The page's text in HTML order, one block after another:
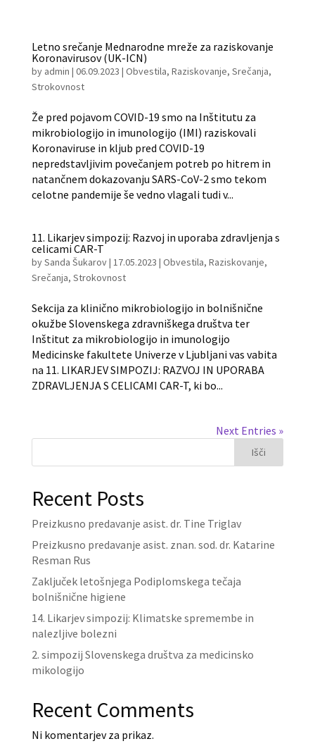
Letno srečanje Mednarodne mreže za raziskovanje
Koronavirusov (UK-ICN)
by admin | 06.09.2023 | Obvestila, Raziskovanje, Srečanja,
Strokovnost
Že pred pojavom COVID-19 smo na Inštitutu za
mikrobiologijo in imunologijo (IMI) raziskovali
Koronaviruse in kljub pred COVID-19
nepredstavljivim povečanjem potreb po hitrem in
natančnem dokazovanju SARS-CoV-2 smo tekom
celotne pandemije še vedno vlagali tudi v...
11. Likarjev simpozij: Razvoj in uporaba zdravljenja s
celicami CAR-T
bySanda Šukarov| 17.05.2023 | Obvestila, Raziskovanje,
Srečanja, Strokovnost
Sekcija za klinično mikrobiologijo in bolnišnične
okužbe Slovenskega zdravniškega društva ter
Inštitut za mikrobiologijo in imunologijo
Medicinske fakultete Univerze v Ljubljani vas vabita
na 11. LIKARJEV SIMPOZIJ: RAZVOJ IN UPORABA
ZDRAVLJENJA S CELICAMI CAR-T, ki bo...
Next Entries »
Išči
Recent Posts
Preizkusno predavanje asist. dr. Tine Triglav
Preizkusno predavanje asist. znan. sod. dr. Katarine
Resman Rus
Zaključek letošnjega Podiplomskega tečaja
bolnišnične higiene
14. Likarjev simpozij: Klimatske spremembe in
nalezljive bolezni
2. simpozij Slovenskega društva za medicinsko
mikologijo
Recent Comments
Ni komentarjev za prikaz.